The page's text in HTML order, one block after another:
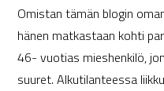
Omistan tämän blogin
hänen matkastaan kohti
46- vuotias mieshenkilö,
suuret. Alkutilanteessa